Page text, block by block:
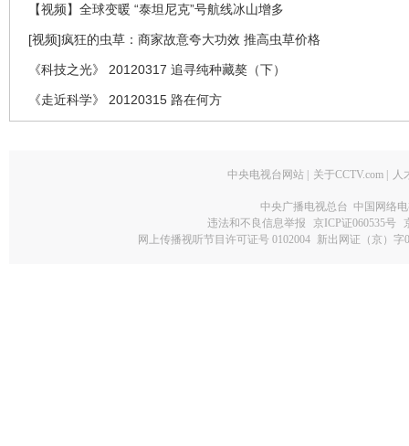
【视频】全球变暖 “泰坦尼克”号航线冰山增多
[视频]疯狂的虫草：商家故意夸大功效 推高虫草价格
《科技之光》 20120317 追寻纯种藏獒（下）
《走近科学》 20120315 路在何方
中央电视台网站 | 关于CCTV.com | 人
中央广播电视总台 中国网络
违法和不良信息举报
京ICP证060535号
网上传播视听节目许可证号 0102004 新出网证（京）